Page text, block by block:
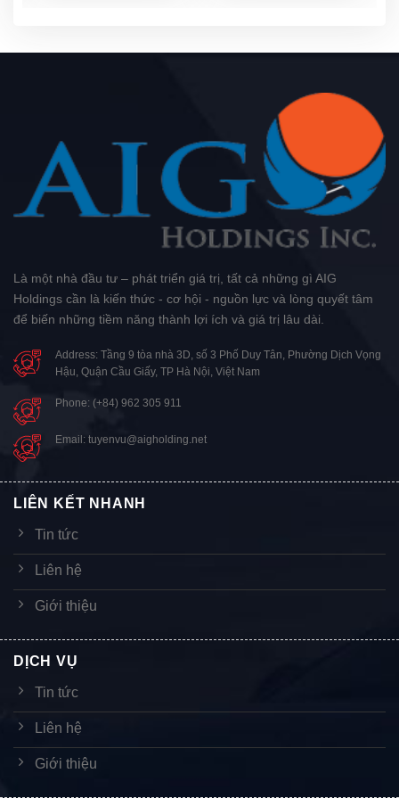
Là một nhà đầu tư – phát triển giá trị, tất cả những gì AIG
Holdings cần là kiến thức - cơ hội - nguồn lực và lòng quyết tâm
để biến những tiềm năng thành lợi ích và giá trị lâu dài.
Address: Tầng 9 tòa nhà 3D, số 3 Phố Duy Tân, Phường Dịch Vọng
Hậu, Quận Cầu Giấy, TP Hà Nội, Việt Nam
Phone: (+84) 962 305 911
Email: tuyenvu@aigholding.net
LIÊN KẾT NHANH
Tin tức
Liên hệ
Giới thiệu
DỊCH VỤ
Tin tức
Liên hệ
Giới thiệu